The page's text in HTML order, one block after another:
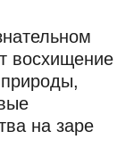
восхищение
на заре